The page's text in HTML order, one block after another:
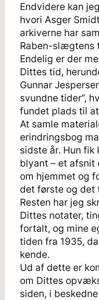
Endvidere kan
hvori Asger
arkiverne har
Raben-slægtens
Endelig er der
Dittes tid,
Gunnar
svundne tider”,
fundet plads til
At samle
erindringsbog
sidste år. Hun fik
blyant – et afsnit
om hjemmet og
det første og det
Resten har jeg
Dittes notater,
fortalt, og mine
tiden fra 1935,
kende.
Ud af dette er
om Dittes
siden, i